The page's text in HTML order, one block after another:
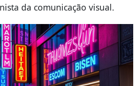
da comunicação visual.